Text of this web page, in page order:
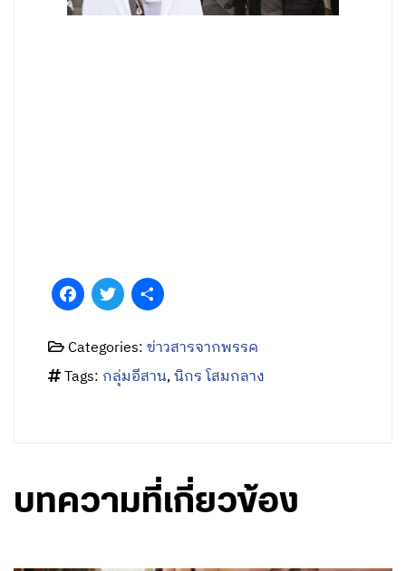
FacebookTwitter
Categories:ข่าวสารจากพรรค
Tags: กลุ่มอีสาน,นิกร โสมกลาง
บทความที่เกี่ยวข้อง